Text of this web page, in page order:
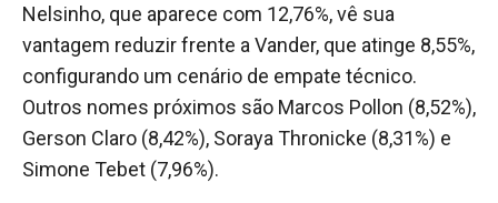
Nelsinho, que aparece com 12,76%, vê sua
vantagem reduzir frente a Vander, que atinge 8,55%,
configurando um cenário de empate técnico.
Outros nomes próximos são Marcos Pollon (8,52%),
Gerson Claro (8,42%), Soraya Thronicke (8,31%) e
Simone Tebet (7,96%).